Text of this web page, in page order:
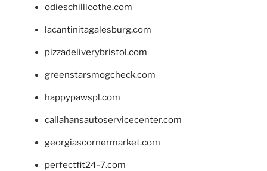
odieschillicothe.com
lacantinitagalesburg.com
pizzadeliverybristol.com
greenstarsmogcheck.com
happypawspl.com
callahansautoservicecenter.com
georgiascornermarket.com
perfectfit24-7.com